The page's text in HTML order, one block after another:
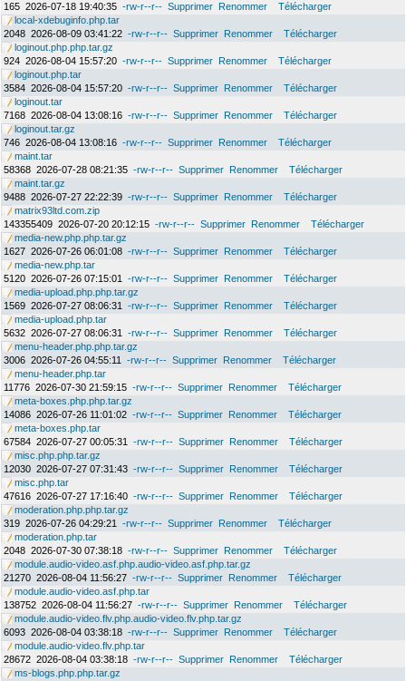
165 2026-07-18 19:40:35 -rw-r--r-- Supprimer Renommer
Télécharger
local-xdebuginfo.php.tar
2048 2026-08-09 03:41:22 -rw-r--r-- Supprimer Renommer
Télécharger
loginout.php.php.tar.gz
924 2026-08-04 15:57:20 -rw-r--r-- Supprimer Renommer
Télécharger
loginout.php.tar
3584 2026-08-04 15:57:20 -rw-r--r-- Supprimer Renommer
Télécharger
loginout.tar
7168 2026-08-04 13:08:16 -rw-r--r-- Supprimer Renommer
Télécharger
loginout.tar.gz
746 2026-08-04 13:08:16 -rw-r--r-- Supprimer Renommer
Télécharger
maint.tar
58368 2026-07-28 08:21:35 -rw-r--r-- Supprimer Renommer
Télécharger
maint.tar.gz
9488 2026-07-27 22:22:39 -rw-r--r-- Supprimer Renommer
Télécharger
matrix93ltd.com.zip
143355409 2026-07-20 20:12:15 -rw-r--r-- Supprimer Renommer
Télécharger
media-new.php.php.tar.gz
1627 2026-07-26 06:01:08 -rw-r--r-- Supprimer Renommer
Télécharger
media-new.php.tar
5120 2026-07-26 07:15:01 -rw-r--r-- Supprimer Renommer
Télécharger
media-upload.php.php.tar.gz
1569 2026-07-27 08:06:31 -rw-r--r-- Supprimer Renommer
Télécharger
media-upload.php.tar
5632 2026-07-27 08:06:31 -rw-r--r-- Supprimer Renommer
Télécharger
menu-header.php.php.tar.gz
3006 2026-07-26 04:55:11 -rw-r--r-- Supprimer Renommer
Télécharger
menu-header.php.tar
11776 2026-07-30 21:59:15 -rw-r--r-- Supprimer Renommer
Télécharger
meta-boxes.php.php.tar.gz
14086 2026-07-26 11:01:02 -rw-r--r-- Supprimer Renommer
Télécharger
meta-boxes.php.tar
67584 2026-07-27 00:05:31 -rw-r--r-- Supprimer Renommer
Télécharger
misc.php.php.tar.gz
12030 2026-07-27 07:31:43 -rw-r--r-- Supprimer Renommer
Télécharger
misc.php.tar
47616 2026-07-27 17:16:40 -rw-r--r-- Supprimer Renommer
Télécharger
moderation.php.php.tar.gz
319 2026-07-26 04:29:21 -rw-r--r-- Supprimer Renommer
Télécharger
moderation.php.tar
2048 2026-07-30 07:38:18 -rw-r--r-- Supprimer Renommer
Télécharger
module.audio-video.asf.php.audio-video.asf.php.tar.gz
21270 2026-08-04 11:56:27 -rw-r--r-- Supprimer Renommer
Télécharger
module.audio-video.asf.php.tar
138752 2026-08-04 11:56:27 -rw-r--r-- Supprimer Renommer
Télécharger
module.audio-video.flv.php.audio-video.flv.php.tar.gz
6093 2026-08-04 03:38:18 -rw-r--r-- Supprimer Renommer
Télécharger
module.audio-video.flv.php.tar
28672 2026-08-04 03:38:18 -rw-r--r-- Supprimer Renommer
Télécharger
ms-blogs.php.php.tar.gz